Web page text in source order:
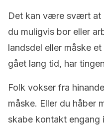
Det kan være svært at
du muligvis bor eller
landsdel eller måske
gået lang tid, har
Folk vokser fra
måske. Eller du håber
skabe kontakt engang